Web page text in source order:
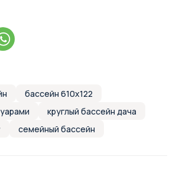
бассейн 610х122
круглый бассейн дача
семейный бассейн